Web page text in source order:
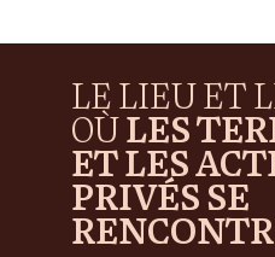
LE LIEU ET
OÙLES
ETLES
PRIVÉS SE